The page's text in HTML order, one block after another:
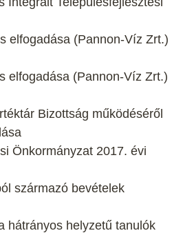
elfogadása (Pannon-Víz Zrt.)
elfogadása (Pannon-Víz Zrt.)
Bizottság működéséről
Önkormányzat 2017. évi
származó bevételek
hátrányos helyzetű tanulók